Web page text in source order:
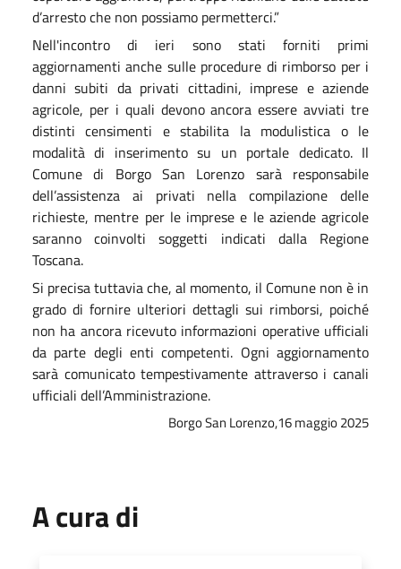
d’arresto che non possiamo permetterci.”
Nell'incontro di ieri sono stati forniti primi
aggiornamenti anche sulle procedure di rimborso per i
danni subiti da privati cittadini, imprese e aziende
agricole, per i quali devono ancora essere avviati tre
distinti censimenti e stabilita la modulistica o le
modalità di inserimento su un portale dedicato. Il
Comune di Borgo San Lorenzo sarà responsabile
dell’assistenza ai privati nella compilazione delle
richieste, mentre per le imprese e le aziende agricole
saranno coinvolti soggetti indicati dalla Regione
Toscana.
Si precisa tuttavia che, al momento, il Comune non è in
grado di fornire ulteriori dettagli sui rimborsi, poiché
non ha ancora ricevuto informazioni operative ufficiali
da parte degli enti competenti. Ogni aggiornamento
sarà comunicato tempestivamente attraverso i canali
ufficiali dell’Amministrazione.
Borgo San Lorenzo,16 maggio 2025
A cura di